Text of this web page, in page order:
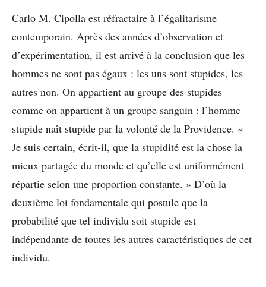
Carlo M. Cipolla est réfractaire à l’égalitarisme
contemporain. Après des années d’observation et
d’expérimentation, il est arrivé à la conclusion que les
hommes ne sont pas égaux : les uns sont stupides, les
autres non. On appartient au groupe des stupides
comme on appartient à un groupe sanguin : l’homme
stupide naît stupide par la volonté de la Providence. «
Je suis certain, écrit-il, que la stupidité est la chose la
mieux partagée du monde et qu’elle est uniformément
répartie selon une proportion constante. » D’où la
deuxième loi fondamentale qui postule que la
probabilité que tel individu soit stupide est
indépendante de toutes les autres caractéristiques de cet
individu.